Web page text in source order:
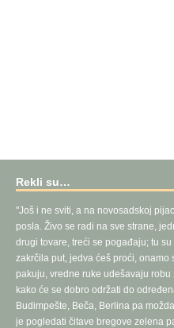
Rekli su…
"Još i ne sviti, a na novosadskoj
posla. Živo se radi na sve strane,
drugi tovare, treći se pogađaju; tu
zakrčila put, jedva ćeš proći, onamo
pakuju, vredne ruke udešavaju robu
kako će se dobro održati do
Budimpešte, Beča, Berlina pa
je pogledati čitave bregove zelena